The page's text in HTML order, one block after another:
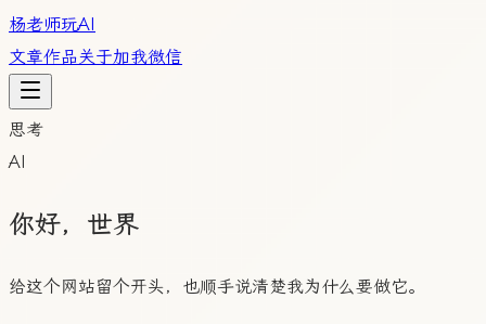
杨老师玩AI
文章作品关于加我微信
思考
AI
你好，世界
给这个网站留个开头，也顺手说清楚我为什么要做它。